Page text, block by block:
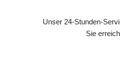
Unser 24-Stunden-
Sie